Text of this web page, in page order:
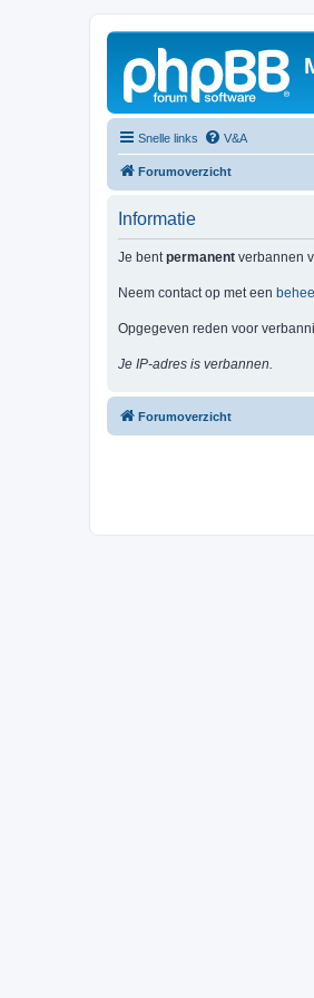
Snelle links V&A
Forumoverzicht
Informatie
Je bentpermanent verbannen
Neem contact op met een
Opgegeven reden voor
Je IP-adres is verbannen.
Forumoverzicht